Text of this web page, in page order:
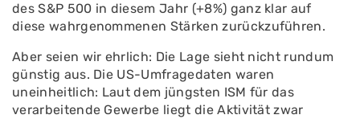
des S&P 500 in diesem Jahr (+8%) ganz klar auf
diese wahrgenommenen Stärken zurückzuführen.
Aber seien wir ehrlich: Die Lage sieht nicht rundum
günstig aus. Die US-Umfragedaten waren
uneinheitlich: Laut dem jüngsten ISM für das
verarbeitende Gewerbe liegt die Aktivität zwar